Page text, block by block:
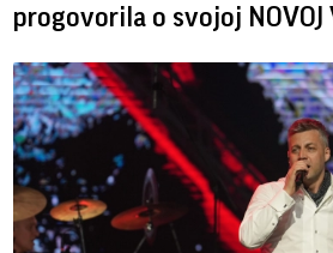
progovorila o svojoj NOVOJ